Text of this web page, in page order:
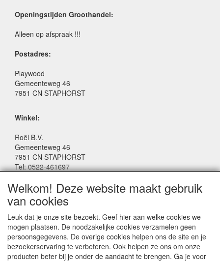
Openingstijden Groothandel:
Alleen op afspraak !!!
Postadres:
Playwood
Gemeenteweg 46
7951 CN STAPHORST
Winkel:
Roël B.V.
Gemeenteweg 46
7951 CN STAPHORST
Tel: 0522-461697
Facebook: www.facebook.com/roelspeelgoed
Openingstijden Winkel:
Maandag t/m Vrijdag: 9:00 - 17:30
Zaterdag: 9:00 - 17:00
Donderdagavond koopavond: 19:00 - 21:00
Welkom! Deze website maakt gebruik
van cookies
Leuk dat je onze site bezoekt. Geef hier aan welke cookies we
mogen plaatsen. De noodzakelijke cookies verzamelen geen
persoonsgegevens. De overige cookies helpen ons de site en je
bezoekerservaring te verbeteren. Ook helpen ze ons om onze
producten beter bij je onder de aandacht te brengen. Ga je voor